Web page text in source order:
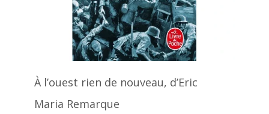
À l’ouest rien de nouveau, d’Eric
Maria Remarque